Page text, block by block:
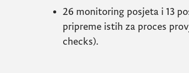
26 monitoring posjeta i 13
pripreme istih za proces
checks).